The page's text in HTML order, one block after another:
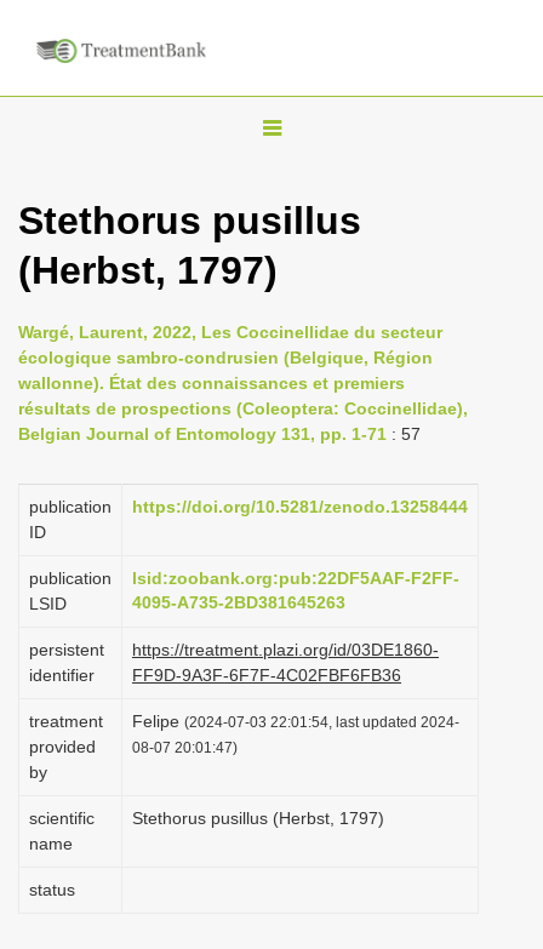
T
g
l
e
n
a
v
i
a
o
Stethorus pusillus
(Herbst, 1797)
Wargé, Laurent, 2022, Les Coccinellidae du secteur
écologique sambro-condrusien (Belgique, Région
wallonne). État des connaissances et premiers
résultats de prospections (Coleoptera: Coccinellidae),
Belgian Journal of Entomology 131, pp. 1-71 : 57
publication
ID
https://doi.org/10.5281/zenodo.13258444
publication
LSID
lsid:zoobank.org:pub:22DF5AAF-F2FF-
4095-A735-2BD381645263
persistent
identifier
https://treatment.plazi.org/id/03DE1860-
FF9D-9A3F-6F7F-4C02FBF6FB36
treatment
provided
by
Felipe (2024-07-03 22:01:54, last updated 2024-
08-07 20:01:47)
scientific
name
Stethorus pusillus (Herbst, 1797)
status